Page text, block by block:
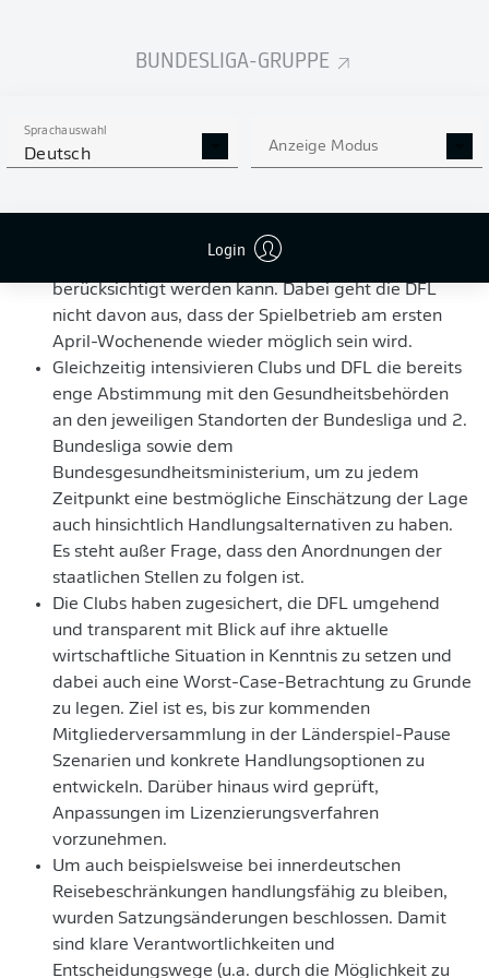
BUNDESLIGA-GRUPPE
Sprachauswahl
Deutsch Anzeige Modus
Login
Der sportliche Wettbewerb wird zunächst weiter
anschließend über das weitere Vorgehen mit Blick
auf den Spielplan entschieden werden. Hierzu ist
der dann neben der weiteren allgemeinen
Entwicklung auch die Entscheidung der UEFA über
eine mögliche Verlegung der Europameisterschaft
berücksichtigt werden kann. Dabei geht die DFL
nicht davon aus, dass der Spielbetrieb am ersten
April-Wochenende wieder möglich sein wird.
Gleichzeitig intensivieren Clubs und DFL die bereits
enge Abstimmung mit den Gesundheitsbehörden
an den jeweiligen Standorten der Bundesliga und 2.
Bundesliga sowie dem
Bundesgesundheitsministerium, um zu jedem
Zeitpunkt eine bestmögliche Einschätzung der Lage
auch hinsichtlich Handlungsalternativen zu haben.
Es steht außer Frage, dass den Anordnungen der
staatlichen Stellen zu folgen ist.
Die Clubs haben zugesichert, die DFL umgehend
und transparent mit Blick auf ihre aktuelle
wirtschaftliche Situation in Kenntnis zu setzen und
dabei auch eine Worst-Case-Betrachtung zu Grunde
zu legen. Ziel ist es, bis zur kommenden
Mitgliederversammlung in der Länderspiel-Pause
Szenarien und konkrete Handlungsoptionen zu
entwickeln. Darüber hinaus wird geprüft,
Anpassungen im Lizenzierungsverfahren
vorzunehmen.
Um auch beispielsweise bei innerdeutschen
Reisebeschränkungen handlungsfähig zu bleiben,
wurden Satzungsänderungen beschlossen. Damit
sind klare Verantwortlichkeiten und
Entscheidungswege (u.a. durch die Möglichkeit zu